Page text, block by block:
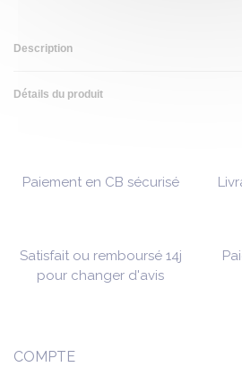
Description
Détails du produit
Paiement en CB sécurisé
Satisfait ou remboursé 14j
pour changer d'avis
COMPTE